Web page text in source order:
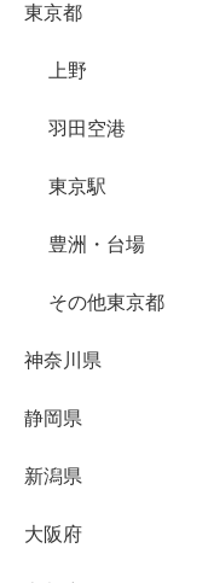
東京都
上野
羽田空港
東京駅
豊洲・台場
その他東京都
神奈川県
静岡県
新潟県
大阪府